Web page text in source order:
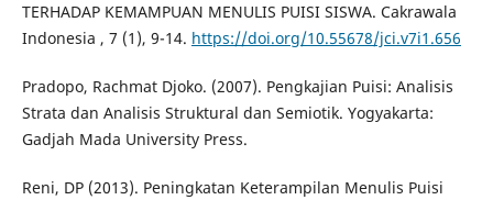
TERHADAP KEMAMPUAN MENULIS PUISI SISWA. Cakrawala
Indonesia , 7 (1), 9-14. https://doi.org/10.55678/jci.v7i1.656
Pradopo, Rachmat Djoko. (2007). Pengkajian Puisi: Analisis
Strata dan Analisis Struktural dan Semiotik. Yogyakarta:
Gadjah Mada University Press.
Reni, DP (2013). Peningkatan Keterampilan Menulis Puisi